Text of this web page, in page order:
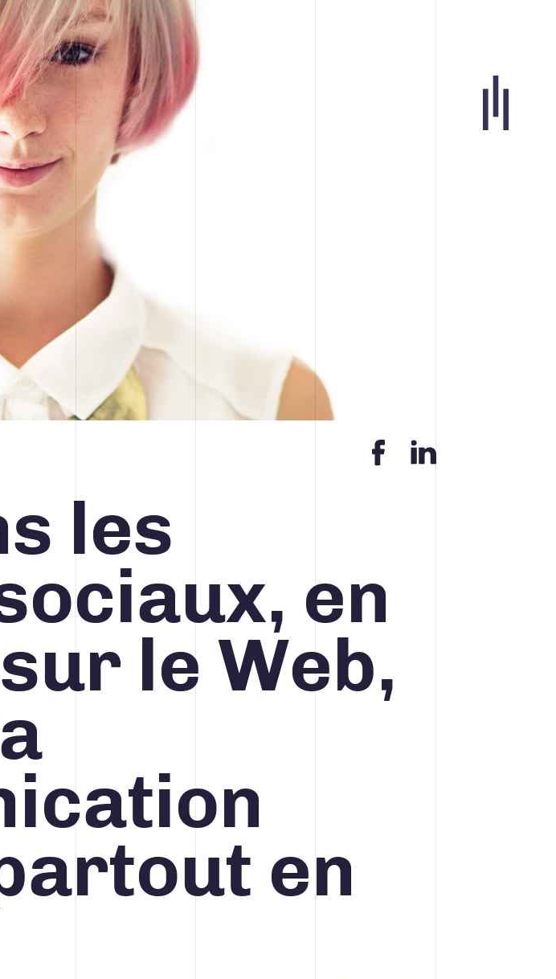
DE SITES WEB
DESIGN ET
DE COMMUNICATION
MÉDIA ET PUBLICITÉ
Blogue
Contact
Québec (Québec) G1K 5C2
Canada
les
en
le Web,
en